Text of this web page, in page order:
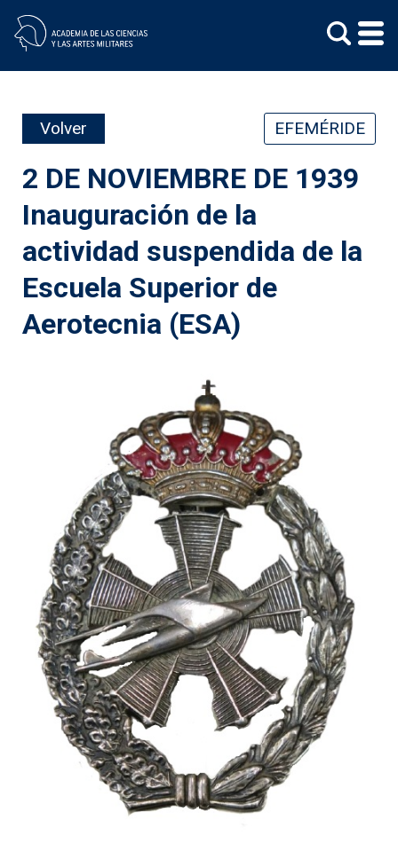
content
Volver EFEMÉRIDE
2 DE NOVIEMBRE DE 1939
Inauguración de la
actividad suspendida de la
Escuela Superior de
Aerotecnia (ESA)